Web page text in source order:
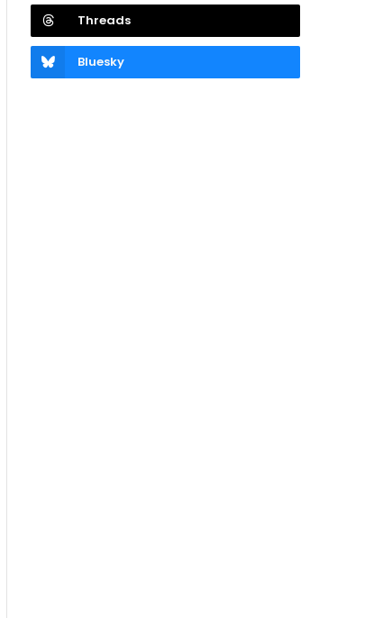
Threads
Bluesky